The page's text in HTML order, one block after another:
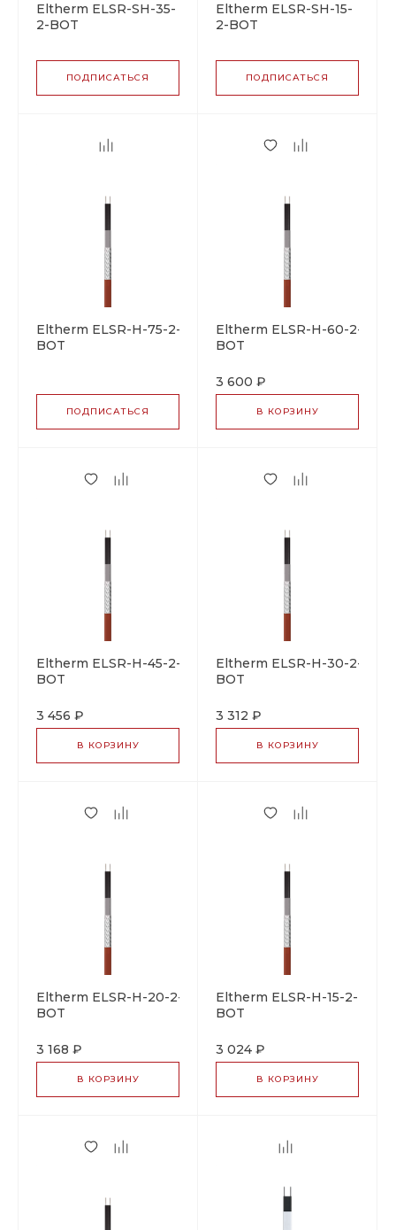
Eltherm ELSR-SH-35-
2-BOT
греющий кабель
ПОДПИСАТЬСЯ
Eltherm ELSR-SH-15-
2-BOT
греющий кабель
ПОДПИСАТЬСЯ
Eltherm ELSR-H-75-2-
BOT
ПОДПИСАТЬСЯ
Eltherm ELSR-H-60-2-
BOT
греющий кабель
3 600 ₽
В КОРЗИНУ
Eltherm ELSR-H-45-2-
BOT
греющий кабель
3 456 ₽
В КОРЗИНУ
Eltherm ELSR-H-30-2-
BOT
греющий кабель
3 312 ₽
В КОРЗИНУ
Eltherm ELSR-H-20-2-
BOT
греющий кабель
3 168 ₽
В КОРЗИНУ
Eltherm ELSR-H-15-2-
BOT
греющий кабель
3 024 ₽
В КОРЗИНУ